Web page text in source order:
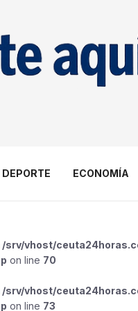
DEPORTE ECONOMÍA
/srv/vhost/
on line 70
/srv/vhost/
on line 73